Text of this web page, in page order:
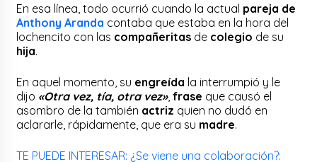
En esa línea, todo ocurrió cuando la actual pareja de
Anthony Aranda contaba que estaba en la hora del
lochencito con las compañeritas de colegio de su
hija.
En aquel momento, su engreída la interrumpió y le
dijo «Otra vez, tía, otra vez»,frase que causó el
asombro de la también actriz quien no dudó en
aclararle, rápidamente, que era su madre.
TE PUEDE INTERESAR: ¿Se viene una colaboración?: